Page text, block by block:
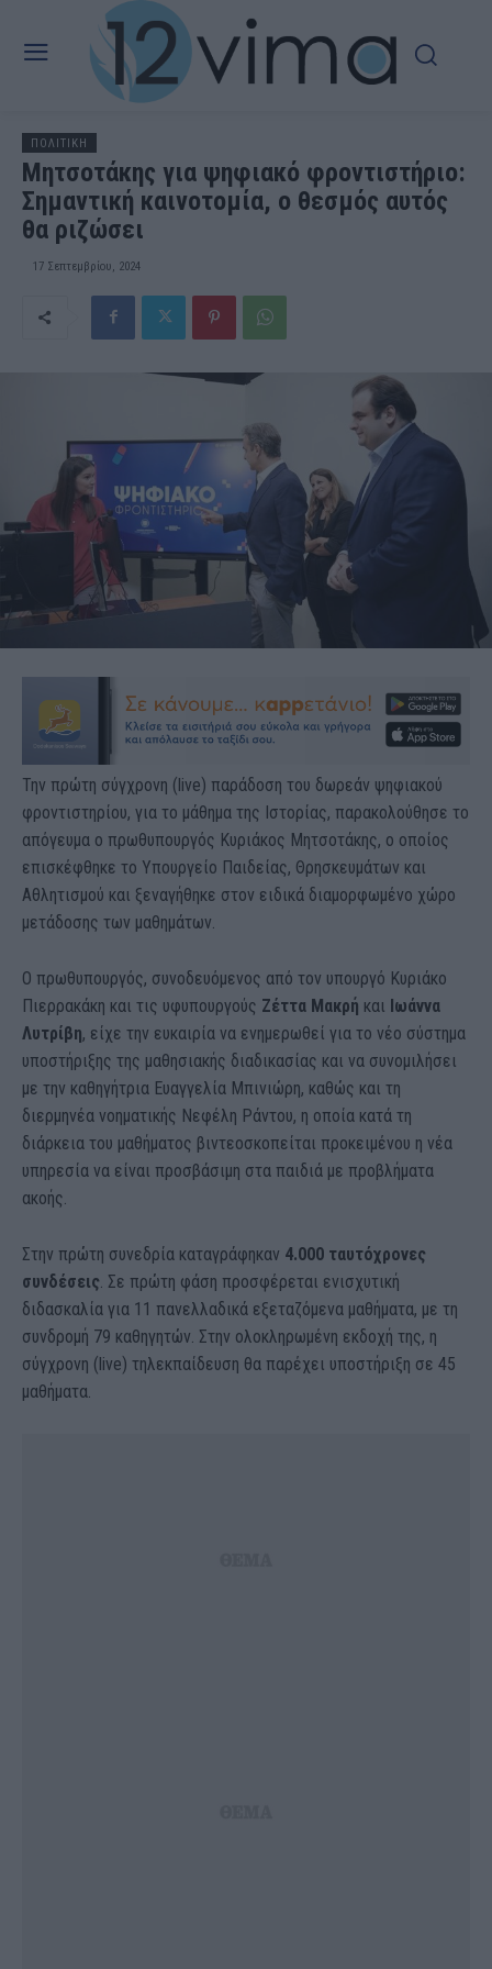
ΠΟΛΙΤΙΚΗ
Μητσοτάκης για ψηφιακό φροντιστήριο:
Σημαντική καινοτομία, ο θεσμός αυτός
θα ριζώσει
17 Σεπτεμβρίου, 2024
Την πρώτη σύγχρονη (live) παράδοση του δωρεάν ψηφιακού
φροντιστηρίου, για το μάθημα της Ιστορίας, παρακολούθησε το
απόγευμα ο πρωθυπουργός Κυριάκος Μητσοτάκης, ο οποίος
επισκέφθηκε το Υπουργείο Παιδείας, Θρησκευμάτων και
Αθλητισμού και ξεναγήθηκε στον ειδικά διαμορφωμένο χώρο
μετάδοσης των μαθημάτων.
Ο πρωθυπουργός, συνοδευόμενος από τον υπουργό Κυριάκο
Πιερρακάκη και τις υφυπουργούς Ζέττα Μακρή και Ιωάννα
Λυτρίβη, είχε την ευκαιρία να ενημερωθεί για το νέο σύστημα
υποστήριξης της μαθησιακής διαδικασίας και να συνομιλήσει
με την καθηγήτρια Ευαγγελία Μπινιώρη, καθώς και τη
διερμηνέα νοηματικής Νεφέλη Ράντου, η οποία κατά τη
διάρκεια του μαθήματος βιντεοσκοπείται προκειμένου η νέα
υπηρεσία να είναι προσβάσιμη στα παιδιά με προβλήματα
ακοής.
Στην πρώτη συνεδρία καταγράφηκαν 4.000 ταυτόχρονες
συνδέσεις. Σε πρώτη φάση προσφέρεται ενισχυτική
διδασκαλία για 11 πανελλαδικά εξεταζόμενα μαθήματα, με τη
συνδρομή 79 καθηγητών. Στην ολοκληρωμένη εκδοχή της, η
σύγχρονη (live) τηλεκπαίδευση θα παρέχει υποστήριξη σε 45
μαθήματα.